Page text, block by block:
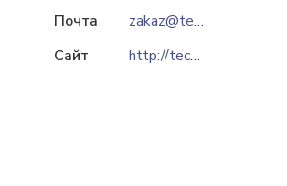
Почта
zakaz@technoprom.kz
Сайт
http://technoprom.kz